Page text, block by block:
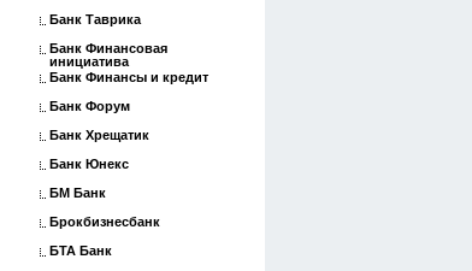
Банк Таврика
Банк Финансовая
инициатива
Банк Финансы и кредит
Банк Форум
Банк Хрещатик
Банк Юнекс
БМ Банк
Брокбизнесбанк
БТА Банк